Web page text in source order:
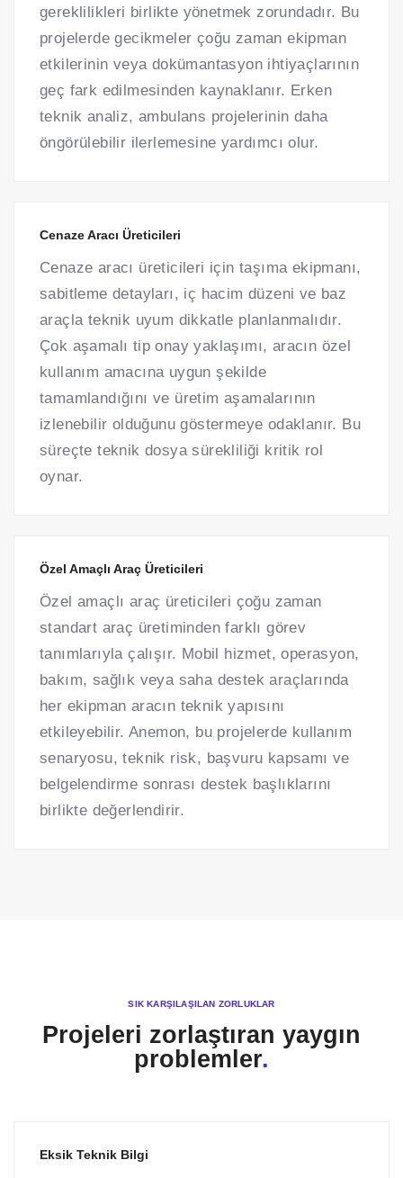
gereklilikleri birlikte yönetmek zorundadır. Bu
projelerde gecikmeler çoğu zaman ekipman
etkilerinin veya dokümantasyon ihtiyaçlarının
geç fark edilmesinden kaynaklanır. Erken
teknik analiz, ambulans projelerinin daha
öngörülebilir ilerlemesine yardımcı olur.
Cenaze Aracı Üreticileri
Cenaze aracı üreticileri için taşıma ekipmanı,
sabitleme detayları, iç hacim düzeni ve baz
araçla teknik uyum dikkatle planlanmalıdır.
Çok aşamalı tip onay yaklaşımı, aracın özel
kullanım amacına uygun şekilde
tamamlandığını ve üretim aşamalarının
izlenebilir olduğunu göstermeye odaklanır. Bu
süreçte teknik dosya sürekliliği kritik rol
oynar.
Özel Amaçlı Araç Üreticileri
Özel amaçlı araç üreticileri çoğu zaman
standart araç üretiminden farklı görev
tanımlarıyla çalışır. Mobil hizmet, operasyon,
bakım, sağlık veya saha destek araçlarında
her ekipman aracın teknik yapısını
etkileyebilir. Anemon, bu projelerde kullanım
senaryosu, teknik risk, başvuru kapsamı ve
belgelendirme sonrası destek başlıklarını
birlikte değerlendirir.
SIK KARŞILAŞILAN ZORLUKLAR
Projeleri zorlaştıran yaygın
problemler.
Eksik Teknik Bilgi